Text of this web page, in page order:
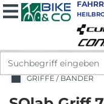
GRIFFE / BÄNDER